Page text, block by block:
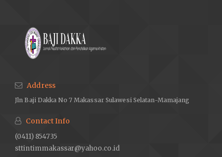
Address
Jln Baji Dakka No 7 Makassar Sulawesi Selatan-Mamajang
Contact Info
(0411) 854735
sttintimmakassar@yahoo.co.id